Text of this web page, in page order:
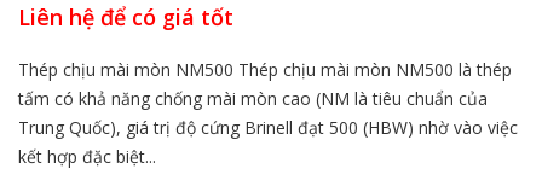
Liên hệ để có giá tốt
Thép chịu mài mòn NM500 Thép chịu mài mòn NM500 là thép
tấm có khả năng chống mài mòn cao (NM là tiêu chuẩn của
Trung Quốc), giá trị độ cứng Brinell đạt 500 (HBW) nhờ vào việc
kết hợp đặc biệt...